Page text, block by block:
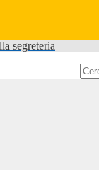
segreteria